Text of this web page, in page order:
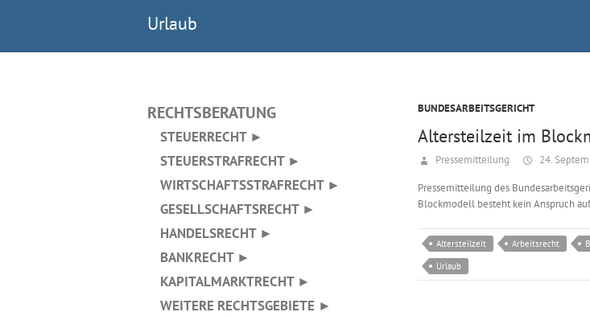
Urlaub
BUNDESARBEITSGERICHT
Altersteilzeit im
Pressemitteilung 24.
Pressemitteilung des
Blockmodell besteht kein Anspruch
Altersteilzeit Arbeitsrecht
Urlaub
RECHTSBERATUNG
STEUERRECHT ►
STEUERSTRAFRECHT ►
WIRTSCHAFTSSTRAFRECHT ►
GESELLSCHAFTSRECHT ►
HANDELSRECHT ►
BANKRECHT ►
KAPITALMARKTRECHT ►
WEITERE RECHTSGEBIETE ►